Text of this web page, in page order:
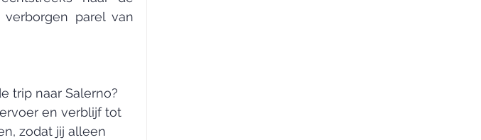
parel van
trip naar Salerno?
en verblijf tot
zodat jij alleen